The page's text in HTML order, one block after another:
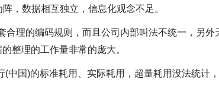
，数据相互独立，信息化观念不足。
理的编码规则，而且公司内部叫法不统一，另外
整理的工作量非常的庞大。
中国)的标准耗用、实际耗用，超量耗用没法统计，